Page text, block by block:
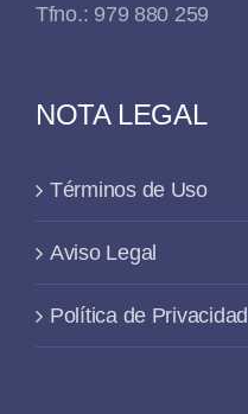
Tfno.: 979 880 259
NOTA LEGAL
Términos de Uso
Aviso Legal
Política de Privacidad